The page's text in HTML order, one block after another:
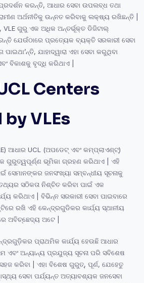
କରନ୍ତି, ଆଧାର ସେବା ଉପଲବ୍ଧ ତଥା
ଅର୍ଥନୀତିକୁ ଉନ୍ନତ କରିବାକୁ ଲକ୍ଷ୍ୟ ରଖିଛନ୍ତି |
ଗୁରୁ ଏକ ଅଧିକ ଅନ୍ତର୍ଭୂକ୍ତ ଡିଜିଟାଲ୍
ଯେଉଁଠାରେ ପ୍ରତ୍ୟେକ ବ୍ୟକ୍ତି ସରକାରୀ ସେବା
ଯାହାଦ୍ୱାରା ଏହା ସେବା କରୁଥିବା
ବିକାଶକୁ ବୃଦ୍ଧି କରିଥାଏ |
Centers
VLEs
ଆଧାର UCL (ଅପଡେଟ୍ ଏବଂ କମ୍ପ୍ଲାଏଣ୍ଟ୍)
ଗୁରୁତ୍ୱପୂର୍ଣ୍ଣ ଭୂମିକା ଗ୍ରହଣ କରିଥାଏ | ଏହି
ସେମାନଙ୍କର ଜନସଂଖ୍ୟା ସମ୍ବନ୍ଧୀୟ ସୂଚନାକୁ
ସଠିକତା ନିଶ୍ଚିତ କରିବା ପାଇଁ ଏକ
କରିଥାଏ | ବିଭିନ୍ନ ସରକାରୀ ସେବା ପାଇବାରେ
ରଖି ଏହି କେନ୍ଦ୍ରଗୁଡିକର କାର୍ଯ୍ୟ ସ୍ଥାନୀୟ
ଅବିଚ୍ଛେଦ୍ୟ ଅଟେ |
ପ୍ରାଥମିକ କାର୍ଯ୍ୟ ହେଉଛି ଆଧାର
ଏବଂ ଅନ୍ୟାନ୍ୟ ପ୍ରଯୁଜ୍ୟ ସୂଚନା ପରି ସବିଶେଷ
କରିବା | ଏହା ବିଶେଷ ଗୁରୁତ୍, ପୂର୍ଣ, ଯେହେତୁ
ସେବା ପର୍ଯ୍ୟନ୍ତ ଅତ୍ୟାବଶ୍ୟକ ଜନସେବା